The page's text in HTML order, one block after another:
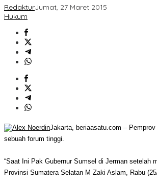
RedakturJumat, 27 Maret 2015
Hukum
Jakarta, beriaasatu.com –
sebuah forum tinggi.
“Saat Ini Pak Gubernur Sumsel di Jerman setelah
Provinsi Sumatera Selatan M Zaki Aslam, Rabu